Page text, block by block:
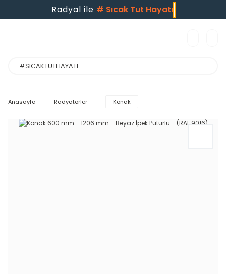
Radyal ile # Sıcak Tut Hayatı
Anasayfa Radyatörler Konak